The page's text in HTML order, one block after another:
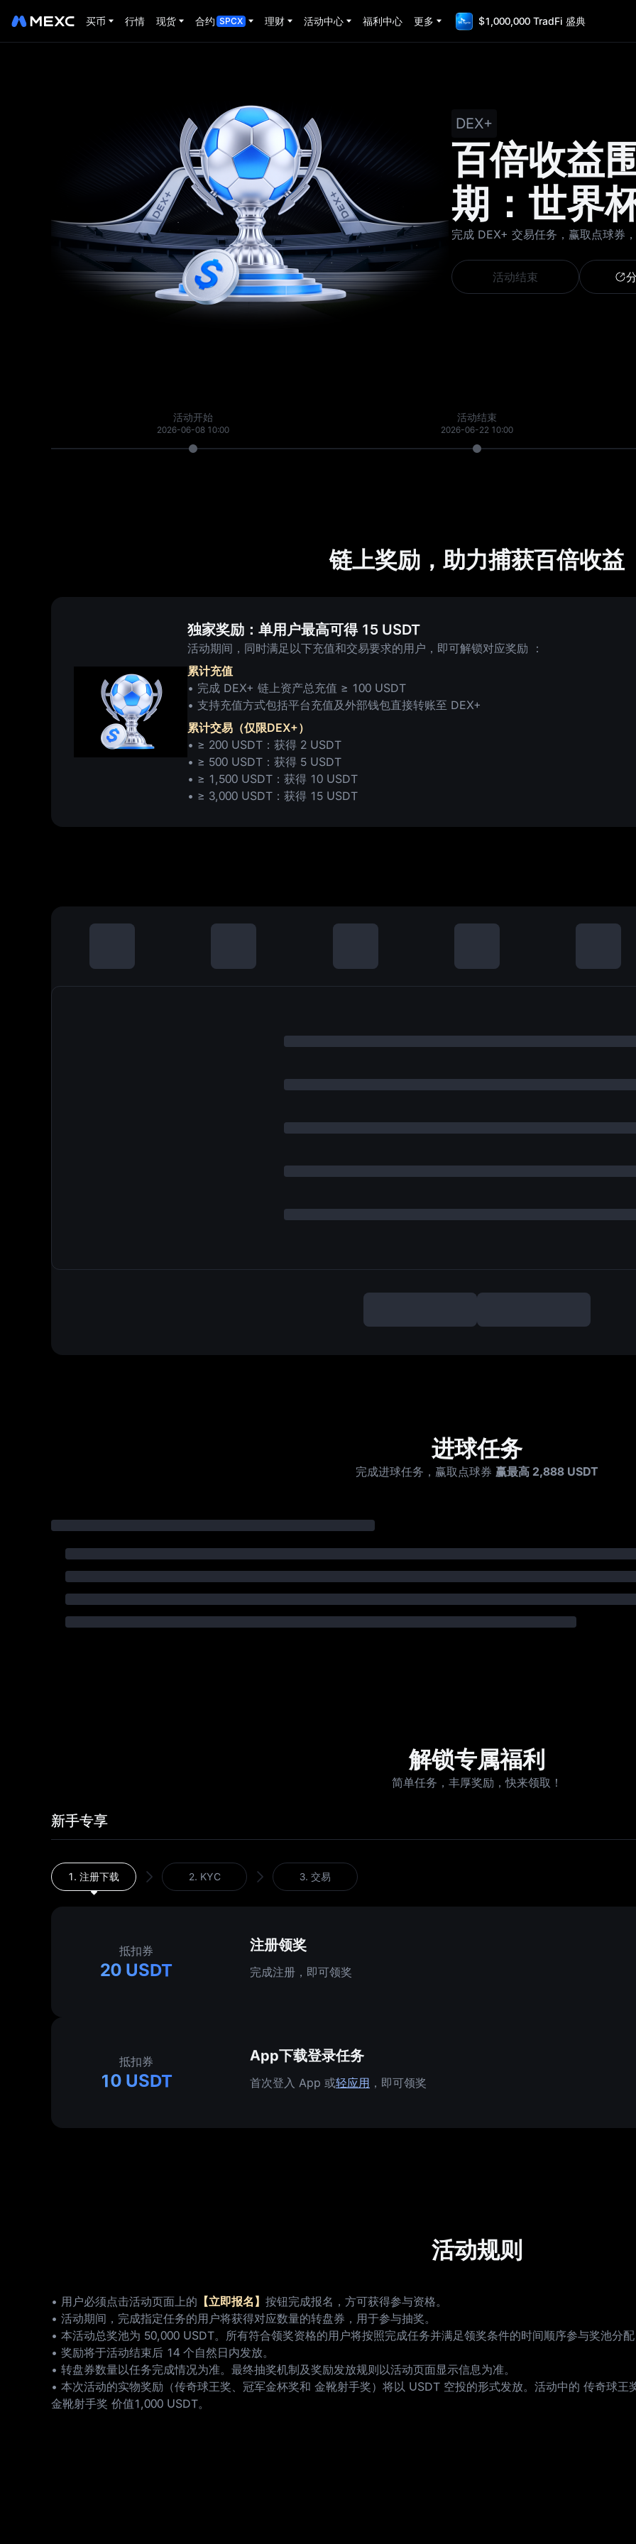
买币 行情 现货 合约 SPCX 理财 活动中心 福利中心 更多 $1,000,000 TradFi 盛典
DEX+
百倍收益
期：世界
完成 DEX+ 交易任务，赢取点球券
活动结束
活动开始
2026-06-08 10:00
活动结束
2026-06-22 10:00
链上奖励，助力捕获百倍收益
独家奖励：单用户最高可得 15 USDT
活动期间，同时满足以下充值和交易要求的用户，即可解锁对应奖励 ：
累计充值
• 完成 DEX+ 链上资产总充值 ≥ 100 USDT
• 支持充值方式包括平台充值及外部钱包直接转账至 DEX+
累计交易（仅限DEX+）
• ≥ 200 USDT：获得 2 USDT
• ≥ 500 USDT：获得 5 USDT
• ≥ 1,500 USDT：获得 10 USDT
• ≥ 3,000 USDT：获得 15 USDT
进球任务
完成进球任务，赢取点球券 赢最高 2,888 USDT
解锁专属福利
简单任务，丰厚奖励，快来领取！
新手专享
1. 注册下载 2. KYC 3. 交易
抵扣券
20 USDT
注册领奖
完成注册，即可领奖
抵扣券
10 USDT
App下载登录任务
首次登入 App 或轻应用 ，即可领奖
活动规则
• 用户必须点击活动页面上的 【立即报名】 按钮完成报名，方可获得参与资格。
• 活动期间，完成指定任务的用户将获得对应数量的转盘券，用于参与抽奖。
• 本活动总奖池为 50,000 USDT。所有符合领奖资格的用户将按照完成任务并满足领奖条件的时间顺序参与奖池分
• 奖励将于活动结束后 14 个自然日内发放。
• 转盘券数量以任务完成情况为准。最终抽奖机制及奖励发放规则以活动页面显示信息为准。
• 本次活动的实物奖励（传奇球王奖、冠军金杯奖和 金靴射手奖）将以 USDT 空投的形式发放。活动中的 传奇球
金靴射手奖 价值1,000 USDT。